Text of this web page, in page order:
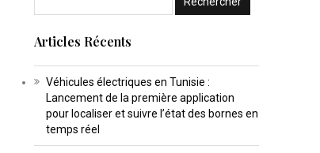
Articles Récents
Véhicules électriques en Tunisie :
Lancement de la première application
pour localiser et suivre l’état des bornes en
temps réel